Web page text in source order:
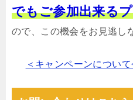
でもご参加出来る
ので、この機会をお見逃し
＜キャンペーンについ